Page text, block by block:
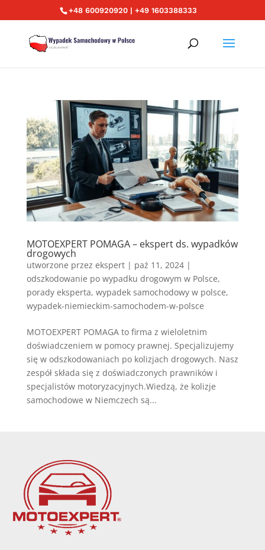
+48 600920920 | +49 1603388333
MOTOEXPERT POMAGA – ekspert ds. wypadków
drogowych
utworzone przez ekspert| paź 11, 2024|
odszkodowanie po wypadku drogowym w Polsce,
porady eksperta, wypadek samochodowy w polsce,
wypadek-niemieckim-samochodem-w-polsce
MOTOEXPERT POMAGA to firma z wieloletnim
doświadczeniem w pomocy prawnej. Specjalizujemy
się w odszkodowaniach po kolizjach drogowych. Nasz
zespół składa się z doświadczonych prawników i
specjalistów motoryzacyjnych.Wiedzą, że kolizje
samochodowe w Niemczech są...